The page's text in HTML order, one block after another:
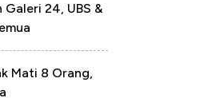
Galeri 24, UBS &
Mati 8 Orang,